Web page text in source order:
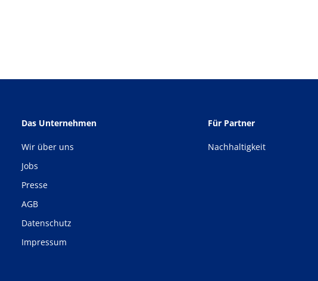
Das Unternehmen
Wir über uns
Jobs
Presse
AGB
Datenschutz
Impressum
Für Partner
Nachhaltigkeit